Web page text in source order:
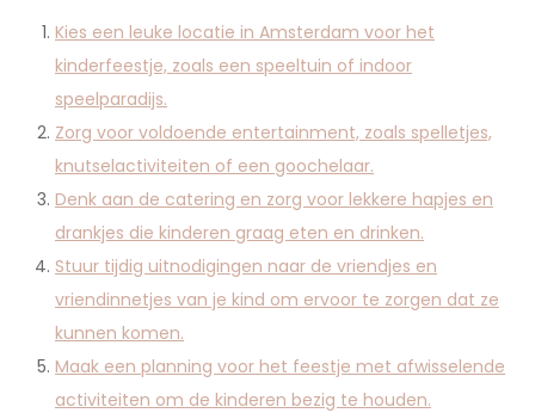
Kies een leuke locatie in Amsterdam voor het
kinderfeestje, zoals een speeltuin of indoor
speelparadijs.
Zorg voor voldoende entertainment, zoals spelletjes,
knutselactiviteiten of een goochelaar.
Denk aan de catering en zorg voor lekkere hapjes en
drankjes die kinderen graag eten en drinken.
Stuur tijdig uitnodigingen naar de vriendjes en
vriendinnetjes van je kind om ervoor te zorgen dat ze
kunnen komen.
Maak een planning voor het feestje met afwisselende
activiteiten om de kinderen bezig te houden.